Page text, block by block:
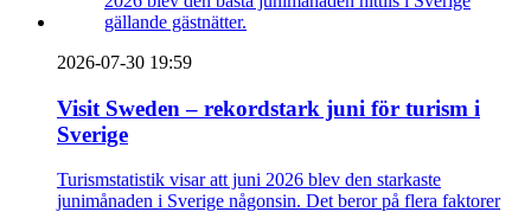
2026-07-30 19:59
Visit Sweden – rekordstark juni för turism i
Sverige
Turismstatistik visar att juni 2026 blev den starkaste
junimånaden i Sverige någonsin. Det beror på flera faktorer